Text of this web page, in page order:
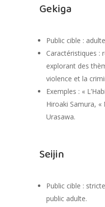
Gekiga
Public cible :
Caractéristiques :
explorant des
violence et la
Exemples : «
Hiroaki Samura,
Urasawa.
Seijin
Public cible :
public adulte.